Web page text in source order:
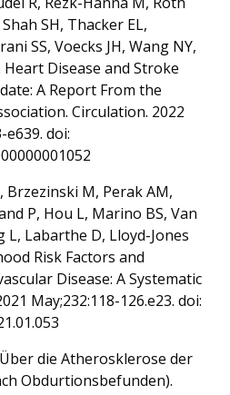
SH, Thacker EL,
SS, Voecks JH, Wang NY,
Heart Disease and Stroke
A Report From the
Circulation. 2022
e639. doi:
Brzezinski M, Perak AM,
P, Hou L, Marino BS, Van
L, Labarthe D, Lloyd-Jones
Risk Factors and
Disease: A Systematic
May;232:118-126.e23. doi:
die Atherosklerose der
Obdurtionsbefunden).